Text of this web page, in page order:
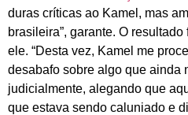
duras críticas ao Kamel, mas
brasileira”, garante. O
ele. “Desta vez, Kamel me
desabafo sobre algo que ainda
judicialmente, alegando que
que estava sendo caluniado e